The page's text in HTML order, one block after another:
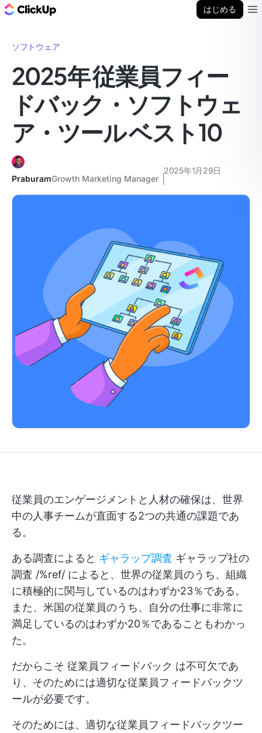
はじめる
ソフトウェア
2025年 従業員フィー
ドバック・ソフトウェ
ア・ツール ベスト10
PraburamGrowth Marketing Manager
2025年1月29日
従業員のエンゲージメントと人材の確保は、世界
中の人事チームが直面する2つの共通の課題であ
る。
ある調査によると ギャラップ調査 ギャラップ社の
調査 /%ref/ によると、世界の従業員のうち、組織
に積極的に関与しているのはわずか23％である。
また、米国の従業員のうち、自分の仕事に非常に
満足しているのはわずか20％であることもわかっ
た。
だからこそ 従業員フィードバック は不可欠であ
り、そのためには適切な従業員フィードバックツ
ールが必要です。
そのためには、適切な従業員フィードバックツー